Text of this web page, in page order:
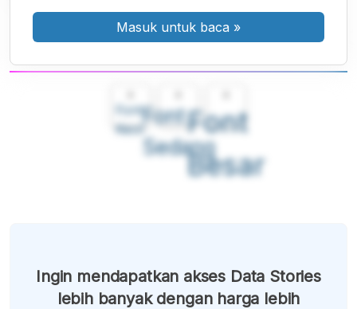
Font
Kecil
Font
Sedang
Font
Besar
Masuk untuk baca »
Ingin mendapatkan akses Data Stories
lebih banyak dengan harga lebih